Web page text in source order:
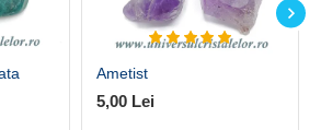
Ametist
5,00 Lei